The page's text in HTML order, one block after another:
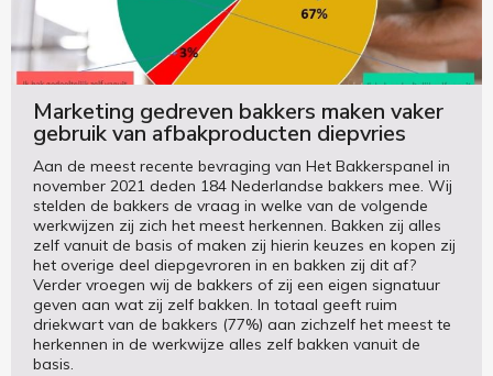
Marketing gedreven bakkers maken vaker
gebruik van afbakproducten diepvries
Aan de meest recente bevraging van Het Bakkerspanel in
november 2021 deden 184 Nederlandse bakkers mee. Wij
stelden de bakkers de vraag in welke van de volgende
werkwijzen zij zich het meest herkennen. Bakken zij alles
zelf vanuit de basis of maken zij hierin keuzes en kopen zij
het overige deel diepgevroren in en bakken zij dit af?
Verder vroegen wij de bakkers of zij een eigen signatuur
geven aan wat zij zelf bakken. In totaal geeft ruim
driekwart van de bakkers (77%) aan zichzelf het meest te
herkennen in de werkwijze alles zelf bakken vanuit de
basis.